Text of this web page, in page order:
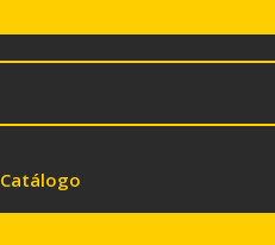
Catálogo